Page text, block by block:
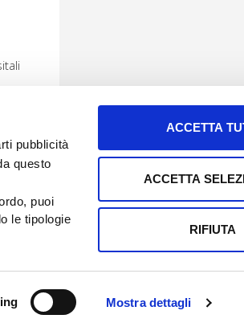
pubblicità
questo
puoi
le tipologie
Mostra dettagli
ACCETTA
ACCETTA
RIFIUTA
Tel +
00230010233 Capitale sociale: Euro 510.000,00 i.v.